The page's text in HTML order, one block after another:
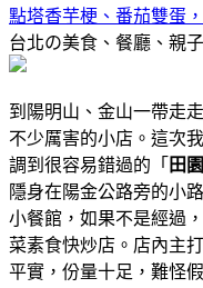
點塔香芋梗、番茄雙蛋
台北の美食、餐廳、親
到陽明山、金山一帶走
不少厲害的小店。這次
調到很容易錯過的「 田
隱身在陽金公路旁的小
小餐館，如果不是經過
菜素食快炒店。店內主
平實，份量十足，難怪